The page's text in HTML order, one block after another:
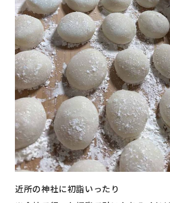
近所の神社に初詣いったり